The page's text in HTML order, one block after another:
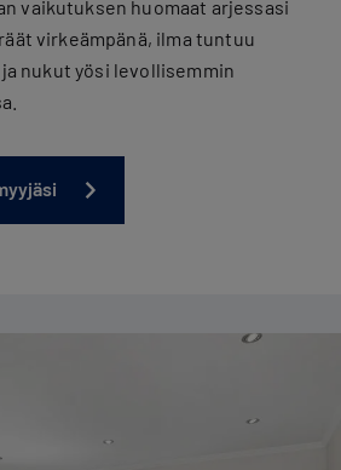
vaikutuksen huomaat arjessasi
virkeämpänä, ilma tuntuu
nukut yösi levollisemmin